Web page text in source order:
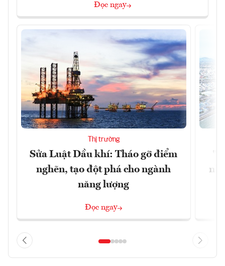
Đọc ngay
Thị trường
Sửa Luật Dầu khí: Tháo gỡ điểm
nghẽn, tạo đột phá cho ngành
năng lượng
Đọc ngay